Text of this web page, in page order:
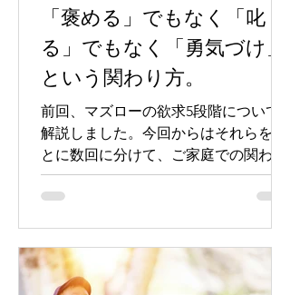
「褒める」でもなく「叱
る」でもなく「勇気づけ」
という関わり方。
前回、マズローの欲求5段階について
解説しました。今回からはそれらをも
とに数回に分けて、ご家庭での関わり
方についてお話します。 ご家庭で以下
のことを意識して、お子さんと関わっ
に関して、成果が出やすくなると思い
ま